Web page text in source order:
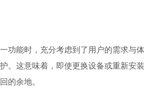
功能时，充分考虑到了用户的需求与
。这意味着，即使更换设备或重新安
的余地。